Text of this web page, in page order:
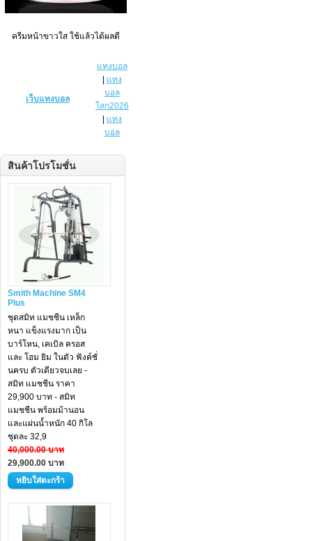
ครีมหน้าขาวใส ใช้แล้วได้ผลดี
เว็บแทงบอล
แทงบอล
แทง
บอล
โลก2026
แทง
บอล
สินค้าโปรโมชั่น
Smith Machine SM4
Plus
ชุดสมิท แมชชีน เหล็ก
หนา แข็งแรงมาก เป็น
บาร์โหน, เคเบิล ครอส
และ โฮม ยิม ในตัว ฟังค์ชั่
นครบ ตัวเดียวจบเลย -
สมิท แมชชีน ราคา
29,900 บาท - สมิท
แมชชีน พร้อมม้านอน
และแผ่นน้ำหนัก 40 กิโล
ชุดละ 32,9
40,000.00 บาท
29,900.00 บาท